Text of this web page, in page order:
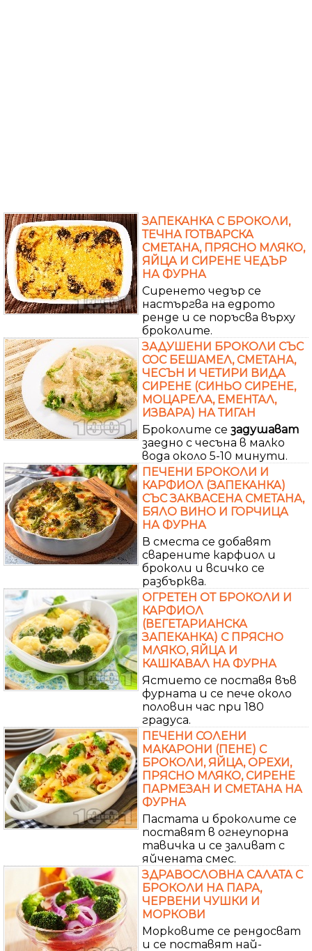
ЗАПЕКАНКА С БРОКОЛИ,
ТЕЧНА ГОТВАРСКА
СМЕТАНА, ПРЯСНО МЛЯКО,
ЯЙЦА И СИРЕНE ЧЕДЪР
НА ФУРНА
Сиренето чедър се
настъргва на едрото
ренде и се поръсва върху
броколите.
ЗАДУШЕНИ БРОКОЛИ СЪС
СОС БЕШАМЕЛ, СМЕТАНА,
ЧЕСЪН И ЧЕТИРИ ВИДА
СИРЕНЕ (СИНЬО СИРЕНЕ,
МОЦАРЕЛА, ЕМЕНТАЛ,
ИЗВАРА) НА ТИГАН
Броколите се задушават
заедно с чесъна в малко
вода около 5-10 минути.
ПЕЧЕНИ БРОКОЛИ И
КАРФИОЛ (ЗАПЕКАНКА)
СЪС ЗАКВАСЕНА СМЕТАНА,
БЯЛО ВИНО И ГОРЧИЦА
НА ФУРНА
В сместа се добавят
сварените карфиол и
броколи и всичко се
разбърква.
ОГРЕТЕН ОТ БРОКОЛИ И
КАРФИОЛ
(ВЕГЕТАРИАНСКА
ЗАПЕКАНКА) С ПРЯСНО
МЛЯКО, ЯЙЦА И
КАШКАВАЛ НА ФУРНА
Ястието се поставя във
фурната и се пече около
половин час при 180
градуса.
ПЕЧЕНИ СОЛЕНИ
МАКАРОНИ (ПЕНЕ) С
БРОКОЛИ, ЯЙЦА, ОРЕХИ,
ПРЯСНО МЛЯКО, СИРЕНЕ
ПАРМЕЗАН И СМЕТАНА НА
ФУРНА
Пастата и броколите се
поставят в огнеупорна
тавичка и се заливат с
яйчената смес.
ЗДРАВОСЛОВНА САЛАТА С
БРОКОЛИ НА ПАРА,
ЧЕРВЕНИ ЧУШКИ И
МОРКОВИ
Морковите се рендосват
и се поставят най-